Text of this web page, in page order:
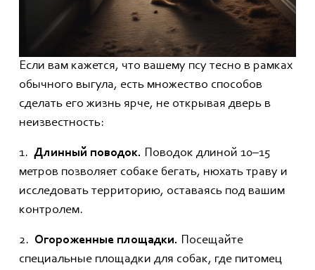
Если вам кажется, что вашему псу тесно в рамках
обычного выгула, есть множество способов
сделать его жизнь ярче, не открывая дверь в
неизвестность:
1. Длинный поводок. Поводок длиной 10–15
метров позволяет собаке бегать, нюхать траву и
исследовать территорию, оставаясь под вашим
контролем.
2. Огороженные площадки. Посещайте
специальные площадки для собак, где питомец